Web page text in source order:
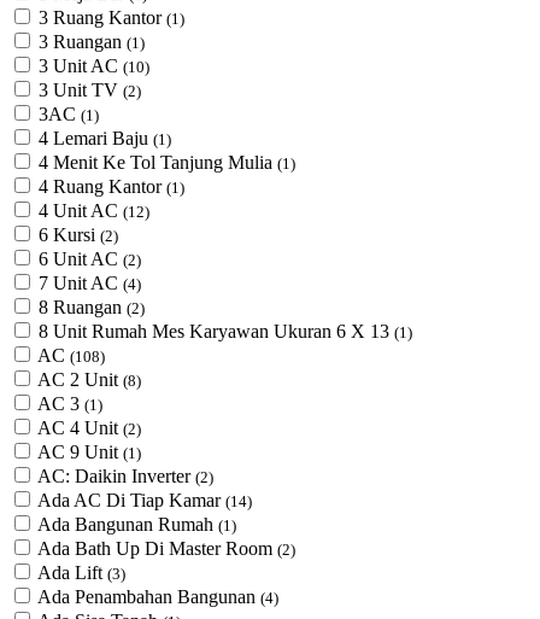
3 Ruang Kantor (1)
3 Ruangan (1)
3 Unit AC (10)
3 Unit TV (2)
3AC (1)
4 Lemari Baju (1)
4 Menit Ke Tol Tanjung Mulia (1)
4 Ruang Kantor (1)
4 Unit AC (12)
6 Kursi (2)
6 Unit AC (2)
7 Unit AC (4)
8 Ruangan (2)
8 Unit Rumah Mes Karyawan Ukuran 6 X 13 (1)
AC (108)
AC 2 Unit (8)
AC 3 (1)
AC 4 Unit (2)
AC 9 Unit (1)
AC: Daikin Inverter (2)
Ada AC Di Tiap Kamar (14)
Ada Bangunan Rumah (1)
Ada Bath Up Di Master Room (2)
Ada Lift (3)
Ada Penambahan Bangunan (4)